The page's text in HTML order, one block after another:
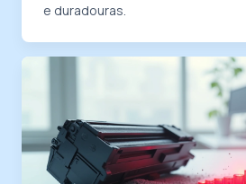
e duradouras.